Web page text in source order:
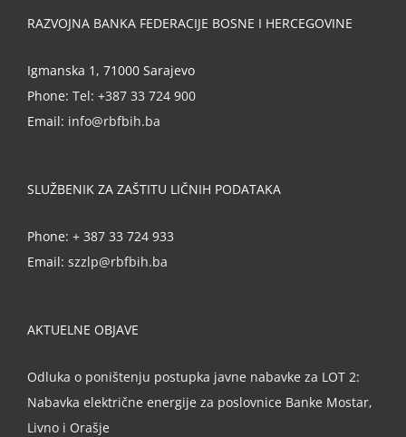
RAZVOJNA BANKA FEDERACIJE BOSNE I HERCEGOVINE
Igmanska 1, 71000 Sarajevo
Phone: Tel: +387 33 724 900
Email: info@rbfbih.ba
SLUŽBENIK ZA ZAŠTITU LIČNIH PODATAKA
Phone: + 387 33 724 933
Email: szzlp@rbfbih.ba
AKTUELNE OBJAVE
Odluka o poništenju postupka javne nabavke za LOT 2:
Nabavka električne energije za poslovnice Banke Mostar,
Livno i Orašje